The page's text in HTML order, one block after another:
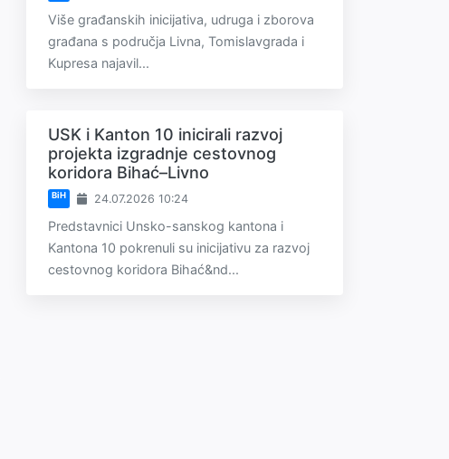
Više građanskih inicijativa, udruga i zborova
građana s područja Livna, Tomislavgrada i
Kupresa najavil...
USK i Kanton 10 inicirali razvoj
projekta izgradnje cestovnog
koridora Bihać–Livno
BiH 24.07.2026 10:24
Predstavnici Unsko-sanskog kantona i
Kantona 10 pokrenuli su inicijativu za razvoj
cestovnog koridora Bihać&nd...